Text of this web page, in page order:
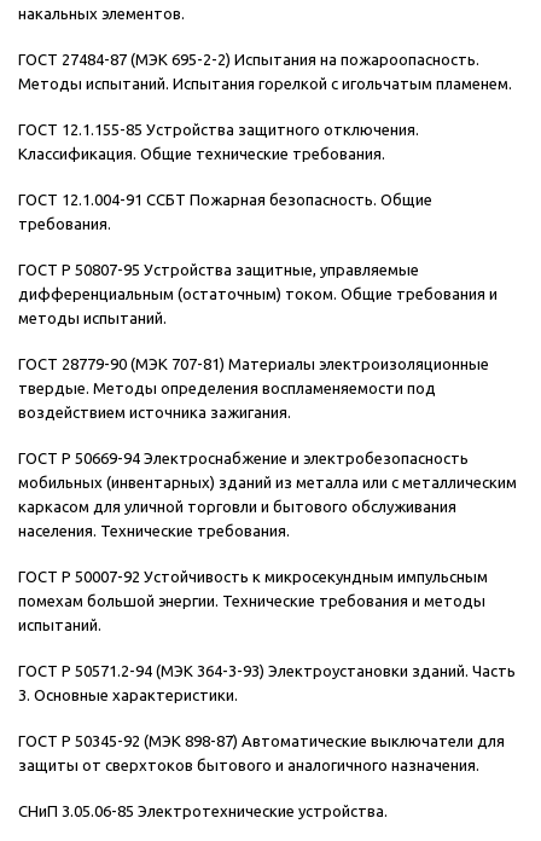
накальных элементов.
ГОСТ 27484-87 (МЭК 695-2-2) Испытания на пожароопасность.
Методы испытаний. Испытания горелкой с игольчатым пламенем.
ГОСТ 12.1.155-85 Устройства защитного отключения.
Классификация. Общие технические требования.
ГОСТ 12.1.004-91 ССБТ Пожарная безопасность. Общие
требования.
ГОСТ Р 50807-95 Устройства защитные, управляемые
дифференциальным (остаточным) током. Общие требования и
методы испытаний.
ГОСТ 28779-90 (МЭК 707-81) Материалы электроизоляционные
твердые. Методы определения воспламеняемости под
воздействием источника зажигания.
ГОСТ Р 50669-94 Электроснабжение и электробезопасность
мобильных (инвентарных) зданий из металла или с металлическим
каркасом для уличной торговли и бытового обслуживания
населения. Технические требования.
ГОСТ Р 50007-92 Устойчивость к микросекундным импульсным
помехам большой энергии. Технические требования и методы
испытаний.
ГОСТ Р 50571.2-94 (МЭК 364-3-93) Электроустановки зданий. Часть
3. Основные характеристики.
ГОСТ Р 50345-92 (МЭК 898-87) Автоматические выключатели для
защиты от сверхтоков бытового и аналогичного назначения.
СНиП 3.05.06-85 Электротехнические устройства.